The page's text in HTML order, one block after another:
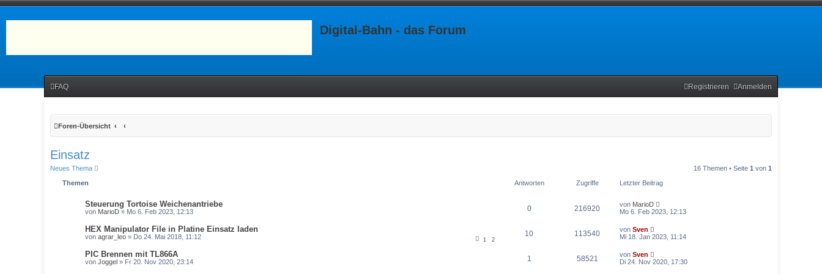
Digital-Bahn - das Forum
FAQ Anmelden
Registrieren
Foren-Übersicht
Einsatz
Neues Thema 16 Themen • Seite 1 von 1
Themen
Antworten Zugriffe Letzter Beitrag
Steuerung Tortoise Weichenantriebe
von MarioD » Mo 6. Feb 2023, 12:13 0 216920 von MarioD
Mo 6. Feb 2023, 12:13
HEX Manipulator File in Platine Einsatz laden
von agrar_leo » Do 24. Mai 2018, 11:12 1 2
10 113540 von Sven
Mi 18. Jan 2023, 11:14
PIC Brennen mit TL866A
von Joggel » Fr 20. Nov 2020, 23:14 1 58521 von Sven
Di 24. Nov 2020, 17:30